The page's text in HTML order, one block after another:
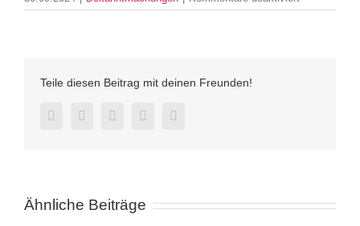
Teile diesen Beitrag mit deinen Freunden!
FacebookTwitter LinkedInPinterest
Ähnliche Beiträge